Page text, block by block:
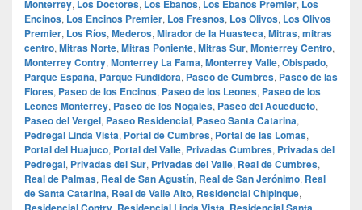
Monterrey, Los Doctores, Los Ebanos, Los Ebanos Premier, Los
Encinos, Los Encinos Premier, Los Fresnos, Los Olivos, Los Olivos
Premier, Los Ríos, Mederos, Mirador de la Huasteca, Mitras, mitras
centro, Mitras Norte, Mitras Poniente, Mitras Sur, Monterrey Centro,
Monterrey Contry, Monterrey La Fama, Monterrey Valle, Obispado,
Parque España, Parque Fundidora, Paseo de Cumbres, Paseo de las
Flores, Paseo de los Encinos, Paseo de los Leones, Paseo de los
Leones Monterrey, Paseo de los Nogales, Paseo del Acueducto,
Paseo del Vergel, Paseo Residencial, Paseo Santa Catarina,
Pedregal Linda Vista, Portal de Cumbres, Portal de las Lomas,
Portal del Huajuco, Portal del Valle, Privadas Cumbres, Privadas del
Pedregal, Privadas del Sur, Privadas del Valle, Real de Cumbres,
Real de Palmas, Real de San Agustín, Real de San Jerónimo, Real
de Santa Catarina, Real de Valle Alto, Residencial Chipinque,
, ,